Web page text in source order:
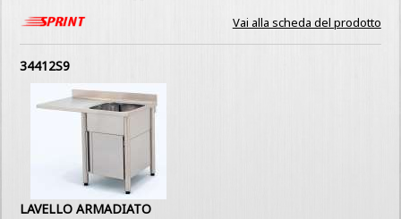
Vai alla scheda del prodotto
34412S9
LAVELLO ARMADIATO